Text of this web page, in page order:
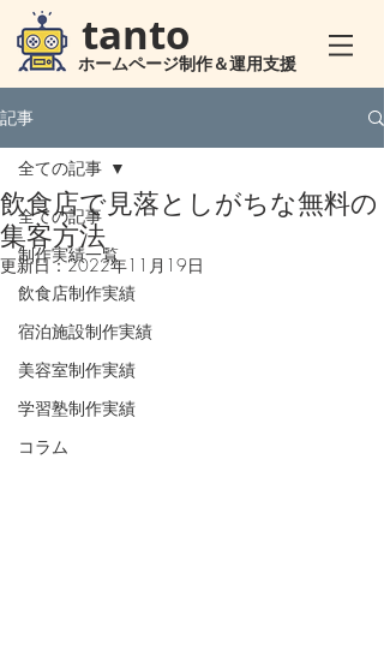
tanto
ホームページ制作＆運用支援
記事
全ての記事
制作実績一覧
飲食店制作実績
宿泊施設制作実績
美容室制作実績
学習塾制作実績
コラム
全ての記事
飲食店で見落としがちな無料の
集客方法
更新日：2022年11月19日